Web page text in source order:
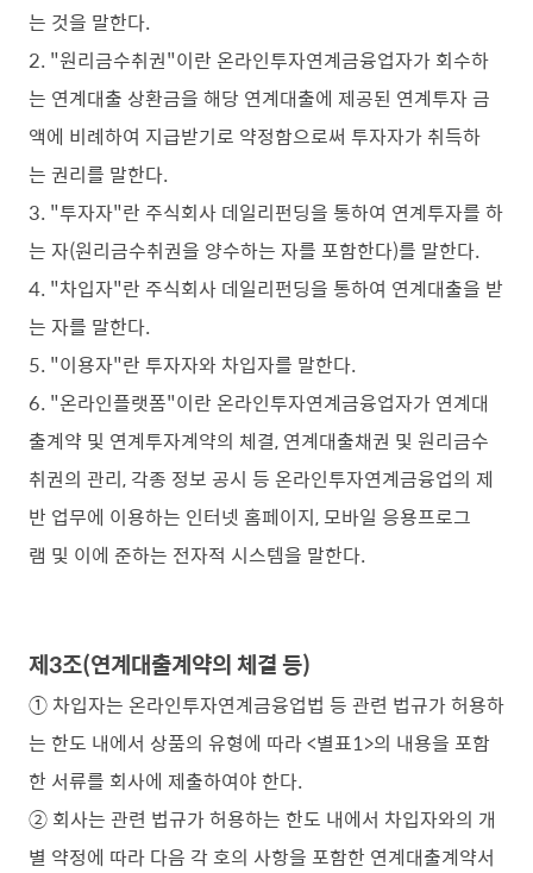
는 것을 말한다.
2. "원리금수취권"이란 온라인투자연계금융업자가 회수하
는 연계대출 상환금을 해당 연계대출에 제공된 연계투자 금
액에 비례하여 지급받기로 약정함으로써 투자자가 취득하
는 권리를 말한다.
3. "투자자"란 주식회사 데일리펀딩을 통하여 연계투자를 하
는 자(원리금수취권을 양수하는 자를 포함한다)를 말한다.
4. "차입자"란 주식회사 데일리펀딩을 통하여 연계대출을 받
는 자를 말한다.
5. "이용자"란 투자자와 차입자를 말한다.
6. "온라인플랫폼"이란 온라인투자연계금융업자가 연계대
출계약 및 연계투자계약의 체결, 연계대출채권 및 원리금수
취권의 관리, 각종 정보 공시 등 온라인투자연계금융업의 제
반 업무에 이용하는 인터넷 홈페이지, 모바일 응용프로그
램 및 이에 준하는 전자적 시스템을 말한다.
제3조(연계대출계약의 체결 등)
① 차입자는 온라인투자연계금융업법 등 관련 법규가 허용하
는 한도 내에서 상품의 유형에 따라 <별표1>의 내용을 포함
한 서류를 회사에 제출하여야 한다.
② 회사는 관련 법규가 허용하는 한도 내에서 차입자와의 개
별 약정에 따라 다음 각 호의 사항을 포함한 연계대출계약서